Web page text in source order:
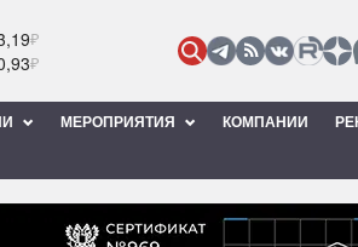
₽
₽
МЕРОПРИЯТИЯ КОМПАНИИ